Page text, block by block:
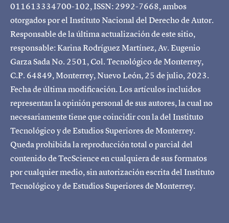
011613334700-102, ISSN: 2992-7668, ambos
otorgados por el Instituto Nacional del Derecho de Autor.
Responsable de la última actualización de este sitio,
responsable: Karina Rodríguez Martínez, Av. Eugenio
Garza Sada No. 2501, Col. Tecnológico de Monterrey,
C.P. 64849, Monterrey, Nuevo León, 25 de julio, 2023.
Fecha de última modificación. Los artículos incluidos
representan la opinión personal de sus autores, la cual no
necesariamente tiene que coincidir con la del Instituto
Tecnológico y de Estudios Superiores de Monterrey.
Queda prohibida la reproducción total o parcial del
contenido de TecScience en cualquiera de sus formatos
por cualquier medio, sin autorización escrita del Instituto
Tecnológico y de Estudios Superiores de Monterrey.